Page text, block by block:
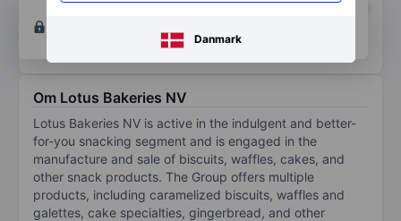
Danmark
Opret konto
og analyse værktøjer.
Om Lotus Bakeries NV
Lotus Bakeries NV is active in the indulgent and better-
for-you snacking segment and is engaged in the
manufacture and sale of biscuits, waffles, cakes, and
other snack products. The Group offers multiple
products, including caramelized biscuits, waffles and
galettes, cake specialties, gingerbread, and other